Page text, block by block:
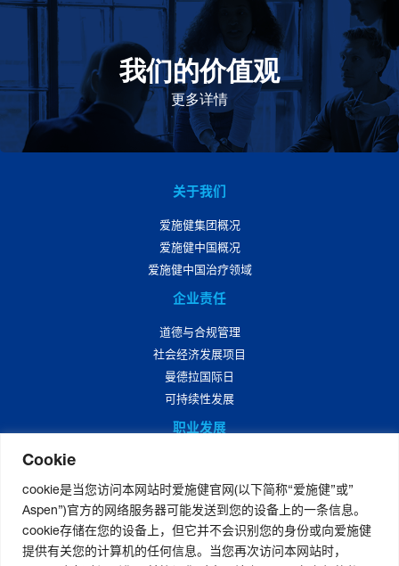
Cookie
cookie是当您访问本网站时爱施健官网(以下简称“爱施健”或”
Aspen”)官方的网络服务器可能发送到您的设备上的一条信息。
cookie存储在您的设备上，但它并不会识别您的身份或向爱施健
提供有关您的计算机的任何信息。当您再次访问本网站时，
我们的价值观
更多详情
我们的价值观是爱施健存立和发展的基石。集团上下以
此为指引，为实现集团目标而共同奋斗。
关于我们
爱施健集团概况
爱施健中国概况
爱施健中国治疗领域
企业责任
道德与合规管理
社会经济发展项目
曼德拉国际日
可持续性发展
职业发展
爱施健中国岗位招聘
媒体中心
爱施健集团资讯